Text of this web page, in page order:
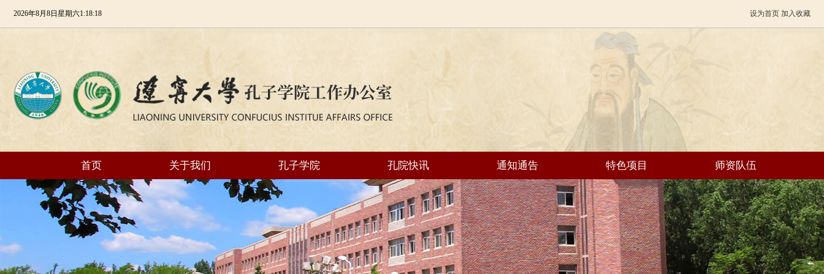
2026年8月8日星期六1:18:19 设为首页 加入收藏
首页 关于我们 孔子学院 孔院快讯 通知通告 特色项目 师资队伍